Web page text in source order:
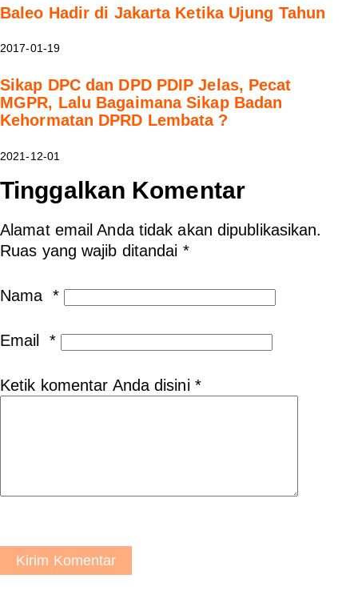
Baleo Hadir di Jakarta Ketika Ujung Tahun
2017-01-19
Sikap DPC dan DPD PDIP Jelas, Pecat
MGPR, Lalu Bagaimana Sikap Badan
Kehormatan DPRD Lembata ?
2021-12-01
Tinggalkan Komentar
Alamat email Anda tidak akan dipublikasikan.
Ruas yang wajib ditandai *
Nama *
Email *
Ketik komentar Anda disini*
Kirim Komentar